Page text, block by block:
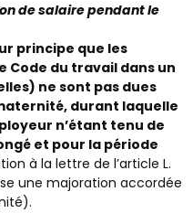
de salaire pendant le
principe que les
Code du travail dans un
ne sont pas dues
durant laquelle
n’étant tenu de
et pour la période
à la lettre de l’article L.
une majoration accordée